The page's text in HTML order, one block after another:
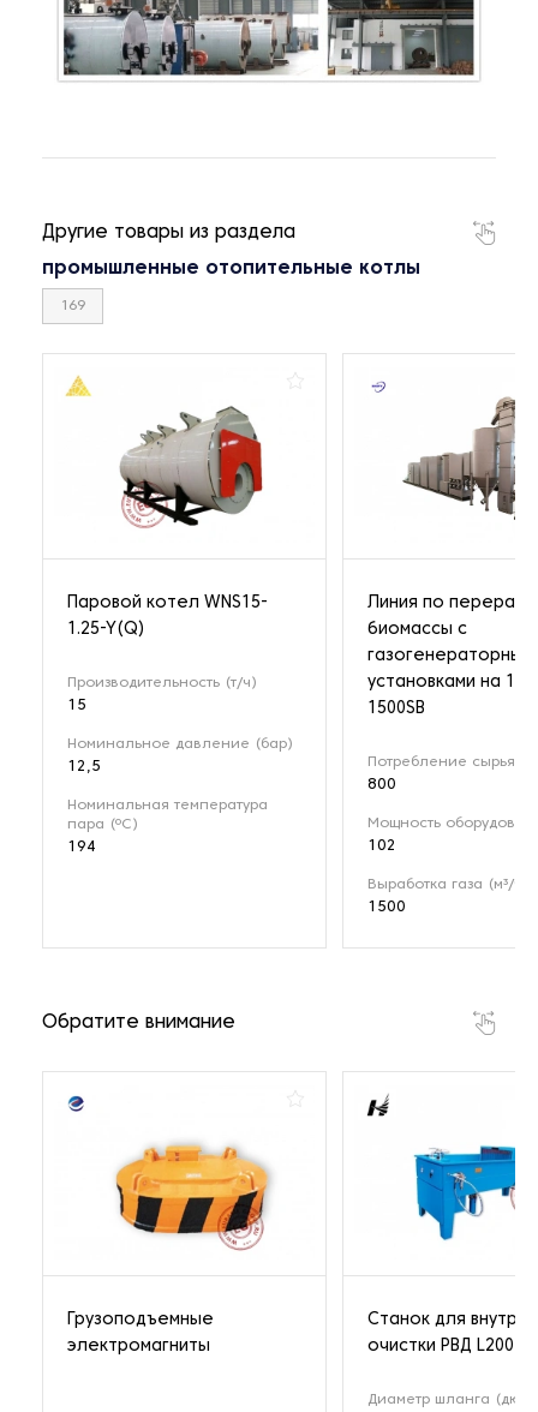
Другие товары из раздела
промышленные отопительные котлы
169
Паровой котел WNS15-
1.25-Y(Q)
Производительность (т/ч)
15
Номинальное давление (бар)
12,5
Номинальная температура
пара (ºС)
194
Линия по
биомассы с
установками на 1
1500SB
Потребление сырья
800
Мощность
102
Выработка газа (м³/ч)
1500
Обратите внимание
Грузоподъемные
электромагниты
Станок для
очистки РВД L200
Диаметр шланга